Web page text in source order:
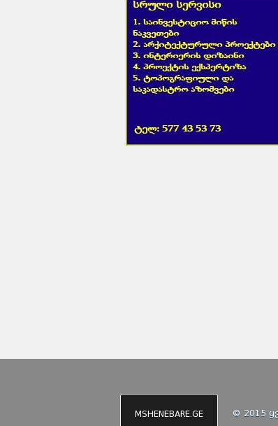
MSHENEBARE.GE © 2015